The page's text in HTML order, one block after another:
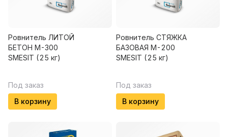
Ровнитель ЛИТОЙ
БЕТОН М-300
SMESIT (25 кг)
Под заказ
В корзину
Ровнитель СТЯЖКА
БАЗОВАЯ М-200
SMESIT (25 кг)
Под заказ
В корзину